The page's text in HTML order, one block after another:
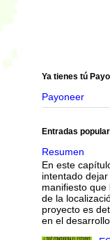
Ya tienes tú
Payoneer
Entradas
Resumen
En este
intentado dejar
manifiesto que
de la
proyecto es
en el desarrollo